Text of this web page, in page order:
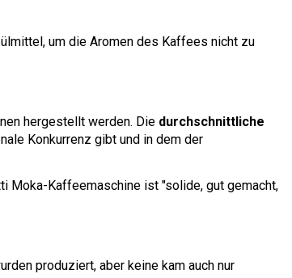
um die Aromen des Kaffees nicht zu
hergestellt werden. Die durchschnittliche
Konkurrenz gibt und in dem der
Moka-Kaffeemaschine ist "solide, gut gemacht,
produziert, aber keine kam auch nur